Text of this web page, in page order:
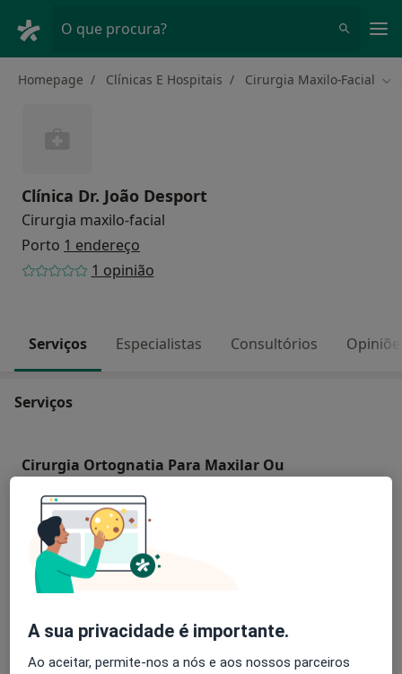
O que procura?
Homepage Clínicas E Hospitais Cirurgia Maxilo-Facial
Clínica Dr. João Desport
Cirurgia maxilo-facial
Porto 1 endereço
1 opinião
Serviços Especialistas Consultórios
Serviços
Cirurgia Ortognatia Para Maxilar Ou
Excisão de Tumor de Glândula Submaxilar
Osteoplastia da Mandibula para Prognatismo
A sua privacidade é importante.
Ao aceitar, permite-nos a nós e aos nossos parceiros